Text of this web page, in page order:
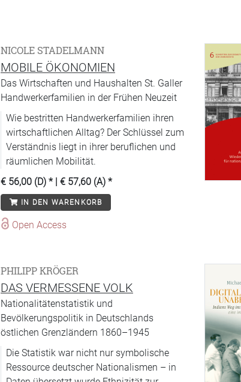
NICOLE STADELMANN
MOBILE ÖKONOMIEN
Das Wirtschaften und Haushalten St. Galler
Handwerkerfamilien in der Frühen Neuzeit
Wie bestritten Handwerkerfamilien ihren
wirtschaftlichen Alltag? Der Schlüssel zum
Verständnis liegt in ihrer beruflichen und
räumlichen Mobilität.
€ 56,00 (D) * | € 57,60 (A) *
IN DEN WARENKORB
Open Access
PHILIPP KRÖGER
DAS VERMESSENE VOLK
Nationalitätenstatistik und
Bevölkerungspolitik in Deutschlands
östlichen Grenzländern 1860–1945
Die Statistik war nicht nur symbolische
Ressource deutscher Nationalismen – in